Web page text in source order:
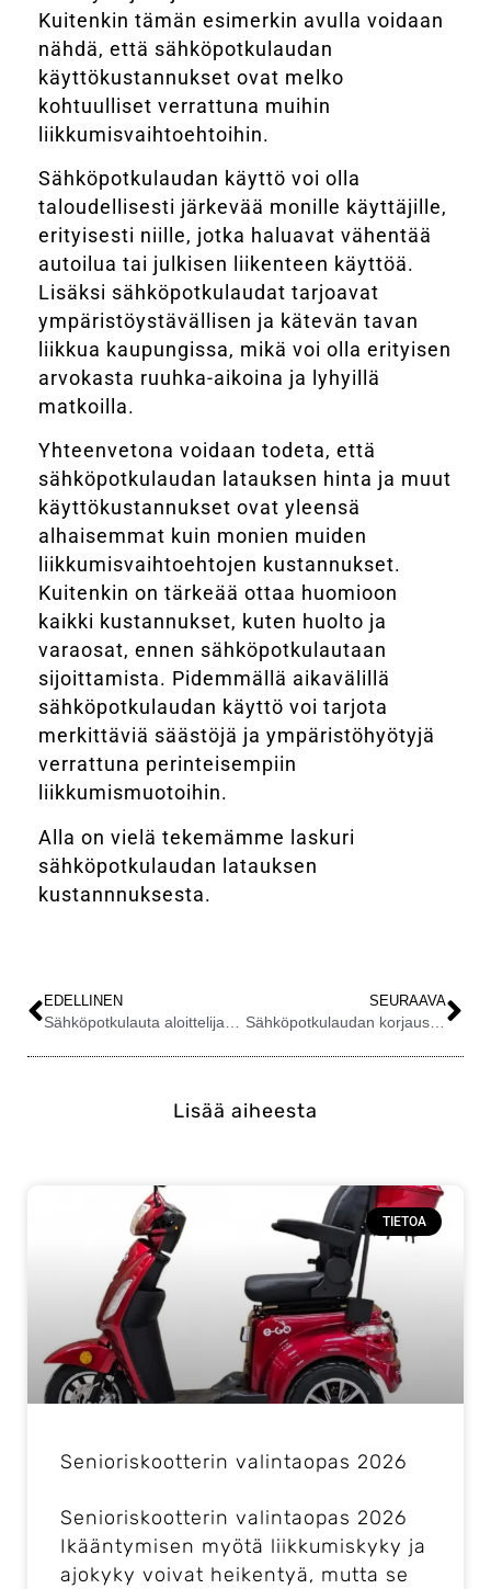
Kuitenkin tämän esimerkin avulla voidaan
nähdä, että sähköpotkulaudan
käyttökustannukset ovat melko
kohtuulliset verrattuna muihin
liikkumisvaihtoehtoihin.
Sähköpotkulaudan käyttö voi olla
taloudellisesti järkevää monille käyttäjille,
erityisesti niille, jotka haluavat vähentää
autoilua tai julkisen liikenteen käyttöä.
Lisäksi sähköpotkulaudat tarjoavat
ympäristöystävällisen ja kätevän tavan
liikkua kaupungissa, mikä voi olla erityisen
arvokasta ruuhka-aikoina ja lyhyillä
matkoilla.
Yhteenvetona voidaan todeta, että
sähköpotkulaudan latauksen hinta ja muut
käyttökustannukset ovat yleensä
alhaisemmat kuin monien muiden
liikkumisvaihtoehtojen kustannukset.
Kuitenkin on tärkeää ottaa huomioon
kaikki kustannukset, kuten huolto ja
varaosat, ennen sähköpotkulautaan
sijoittamista. Pidemmällä aikavälillä
sähköpotkulaudan käyttö voi tarjota
merkittäviä säästöjä ja ympäristöhyötyjä
verrattuna perinteisempiin
liikkumismuotoihin.
Alla on vielä tekemämme laskuri
sähköpotkulaudan latauksen
kustannnuksesta.
EDELLINEN SEURAAVA
Sähköpotkulaudan korjaus, säilytys ja pesu
Lisää aiheesta
TIETOA
Senioriskootterin valintaopas 2026
Senioriskootterin valintaopas 2026
Ikääntymisen myötä liikkumiskyky ja
ajokyky voivat heikentyä, mutta se